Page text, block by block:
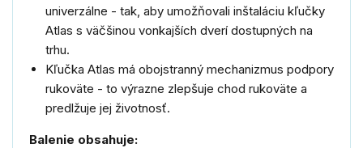
univerzálne - tak, aby umožňovali inštaláciu kľučky
Atlas s väčšinou vonkajších dverí dostupných na
trhu.
Kľučka Atlas má obojstranný mechanizmus podpory
rukoväte - to výrazne zlepšuje chod rukoväte a
predlžuje jej životnosť.
Balenie obsahuje: